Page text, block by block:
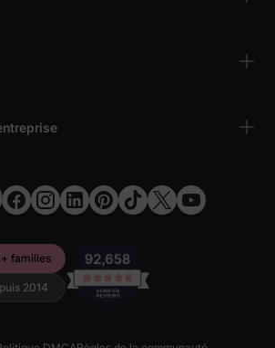
familles
2014